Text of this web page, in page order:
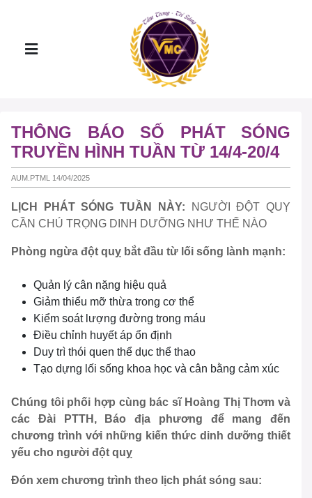
THÔNG BÁO SỐ PHÁT SÓNG
TRUYỀN HÌNH TUẦN TỪ 14/4-20/4
AUM.PTML 14/04/2025
LỊCH PHÁT SÓNG TUẦN NÀY:
NGƯỜI ĐỘT QUỴ
CẦN CHÚ TRỌNG DINH DƯỠNG NHƯ THẾ NÀO
Phòng ngừa đột quỵ bắt đầu từ lối sống lành mạnh:
Quản lý cân nặng hiệu quả
Giảm thiểu mỡ thừa trong cơ thể
Kiểm soát lượng đường trong máu
Điều chỉnh huyết áp ổn định
Duy trì thói quen thể dục thể thao
Tạo dựng lối sống khoa học và cân bằng cảm xúc
Chúng tôi phối hợp cùng bác sĩ Hoàng Thị Thơm và
các Đài PTTH, Báo địa phương để mang đến
chương trình với những kiến thức dinh dưỡng thiết
yếu cho người đột quỵ
Đón xem chương trình theo lịch phát sóng sau: